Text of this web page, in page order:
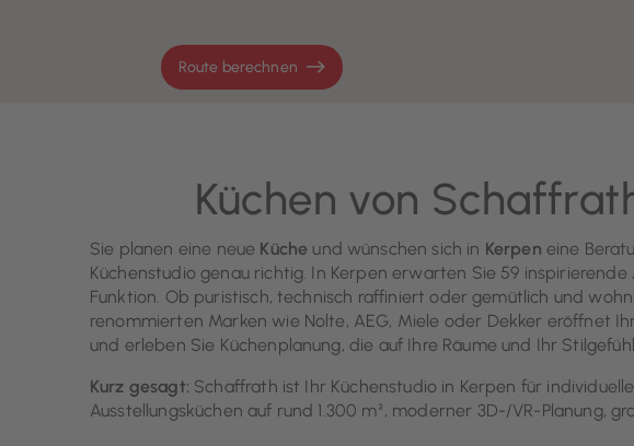
Route berechnen
Küchen von
Sie planen eine neue Küche und wünschen sich in Kerpen eine
Küchenstudio genau richtig. In Kerpen erwarten Sie 59
Funktion. Ob puristisch, technisch raffiniert oder gemütlich und
renommierten Marken wie Nolte, AEG, Miele oder Dekker eröffnet
und erleben Sie Küchenplanung, die auf Ihre Räume und Ihr
Kurz gesagt: Schaffrath ist Ihr Küchenstudio in Kerpen für
Ausstellungsküchen auf rund 1.300 m², moderner 3D-/VR-